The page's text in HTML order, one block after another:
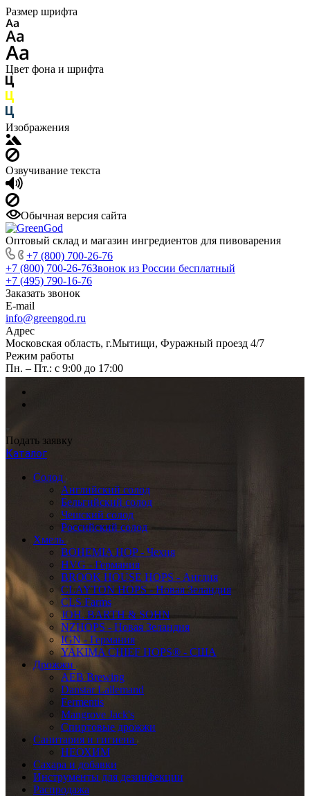
Размер шрифта
Цвет фона и шрифта
Изображения
Озвучивание текста
Обычная версия сайта
Оптовый склад и магазин ингредиентов для пивоварения
+7 (800) 700-26-76
+7 (800) 700-26-76Звонок из России бесплатный
+7 (495) 790-16-76
Заказать звонок
E-mail
info@greengod.ru
Адрес
Московская область, г.Мытищи, Фуражный проезд 4/7
Режим работы
Пн. – Пт.: с 9:00 до 17:00
Подать заявку
Каталог
Солод
Английский солод
Бельгийский солод
Чешский солод
Российский солод
Хмель
BOHEMIA HOP - Чехия
HVG - Германия
BROOK HOUSE HOPS - Англия
CLAYTON HOPS - Новая Зеландия
CLS Farms
JOH. BARTH & SOHN
NZHOPS - Новая Зеландия
IGN - Германия
YAKIMA CHIEF HOPS® - США
Дрожжи
AEB Brewing
Danstar Lallemand
Fermentis
Mangrove Jack's
Спиртовые дрожжи
Санитария и гигиена
НЕОХИМ
Сахара и добавки
Инструменты для дезинфекции
Распродажа